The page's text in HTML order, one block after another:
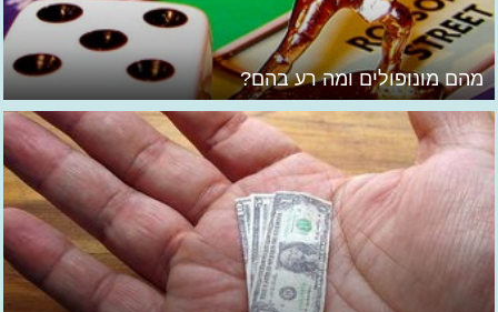
מהם מונופולים ומה רע בהם?